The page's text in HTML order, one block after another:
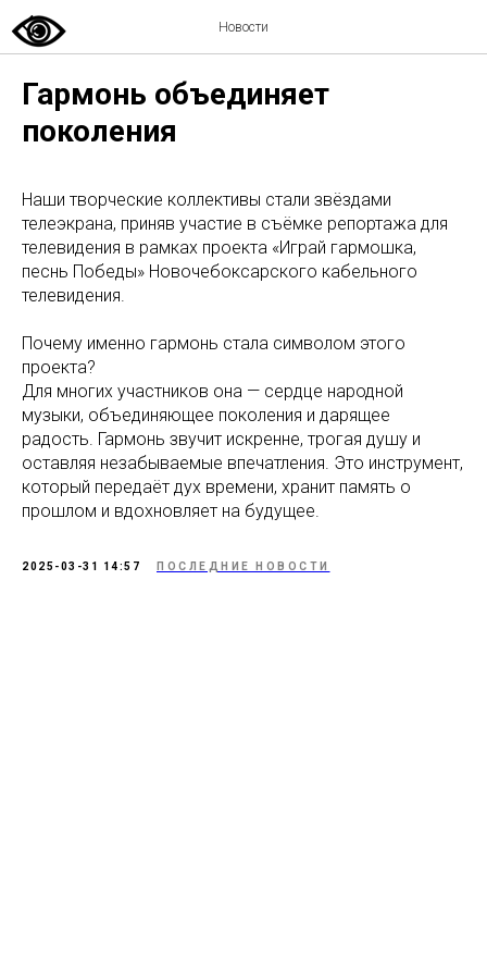
Новости
Гармонь объединяет
поколения
Наши творческие коллективы стали звёздами
телеэкрана, приняв участие в съёмке репортажа для
телевидения в рамках проекта «Играй гармошка,
песнь Победы» Новочебоксарского кабельного
телевидения.
Почему именно гармонь стала символом этого
проекта?
Для многих участников она — сердце народной
музыки, объединяющее поколения и дарящее
радость. Гармонь звучит искренне, трогая душу и
оставляя незабываемые впечатления. Это инструмент,
который передаёт дух времени, хранит память о
прошлом и вдохновляет на будущее.
2025-03-31 14:57 ПОСЛЕДНИЕ НОВОСТИ